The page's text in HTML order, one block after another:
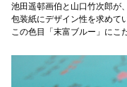
池田遥邨画伯と山口竹次郎が
包装紙にデザイン性を求めて
この色目「末富ブルー」にこ